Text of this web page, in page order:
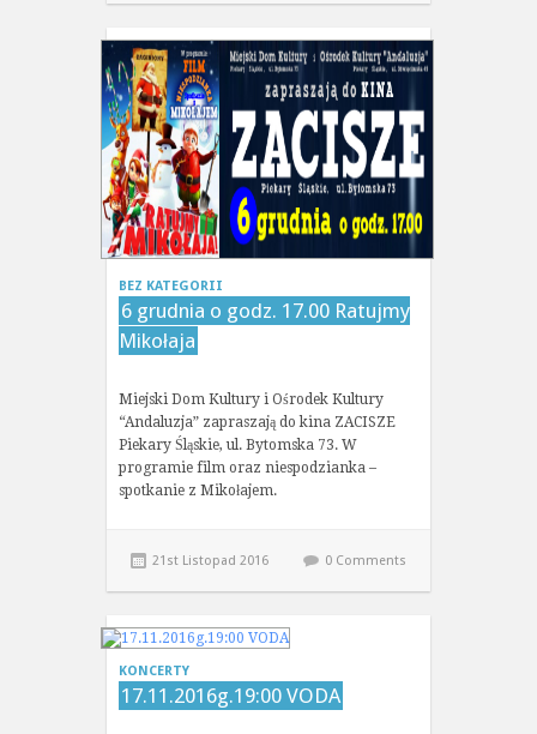
BEZ KATEGORII
6 grudnia o godz. 17.00 Ratujmy
Mikołaja
Miejski Dom Kultury i Ośrodek Kultury
“Andaluzja” zapraszają do kina ZACISZE
Piekary Śląskie, ul. Bytomska 73. W
programie film oraz niespodzianka –
spotkanie z Mikołajem.
21st Listopad 2016 0 Comments
KONCERTY
17.11.2016g.19:00 VODA